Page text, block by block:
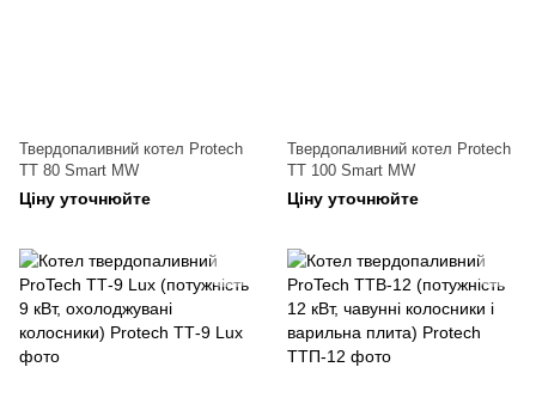
Твердопаливний котел Protech
ТТ 80 Smart MW
Ціну уточнюйте
Твердопаливний котел Protech
ТТ 100 Smart MW
Ціну уточнюйте